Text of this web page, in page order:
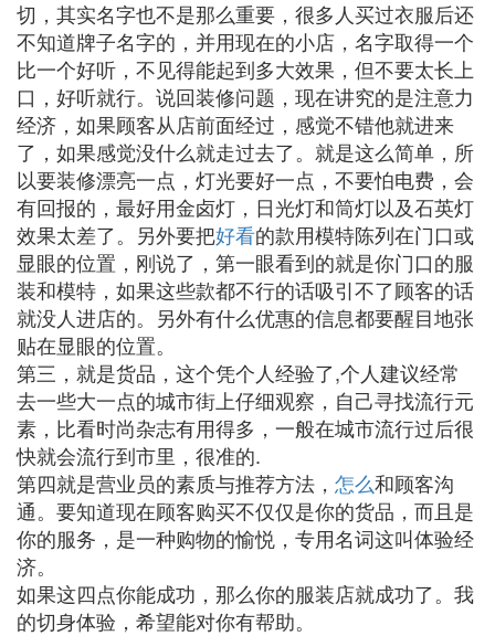
切，其实名字也不是那么重要，很多人买过衣服后还
不知道牌子名字的，并用现在的小店，名字取得一个
比一个好听，不见得能起到多大效果，但不要太长上
口，好听就行。说回装修问题，现在讲究的是注意力
经济，如果顾客从店前面经过，感觉不错他就进来
了，如果感觉没什么就走过去了。就是这么简单，所
以要装修漂亮一点，灯光要好一点，不要怕电费，会
有回报的，最好用金卤灯，日光灯和筒灯以及石英灯
效果太差了。另外要把好看的款用模特陈列在门口或
显眼的位置，刚说了，第一眼看到的就是你门口的服
装和模特，如果这些款都不行的话吸引不了顾客的话
就没人进店的。另外有什么优惠的信息都要醒目地张
贴在显眼的位置。
第三，就是货品，这个凭个人经验了,个人建议经常
去一些大一点的城市街上仔细观察，自己寻找流行元
素，比看时尚杂志有用得多，一般在城市流行过后很
快就会流行到市里，很准的.
第四就是营业员的素质与推荐方法， 怎么和顾客沟
通。要知道现在顾客购买不仅仅是你的货品，而且是
你的服务，是一种购物的愉悦，专用名词这叫体验经
济。
如果这四点你能成功，那么你的服装店就成功了。我
的切身体验，希望能对你有帮助。